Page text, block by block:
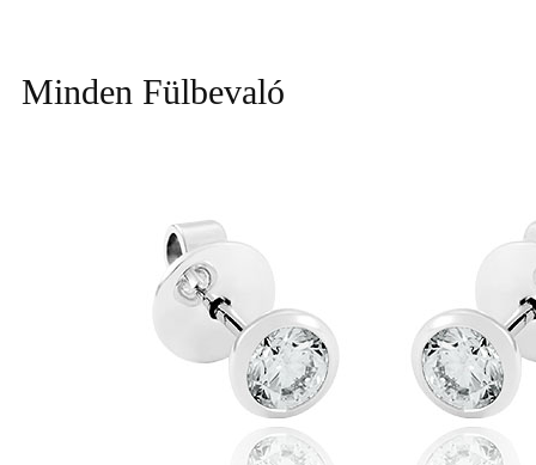
Minden Fülbevaló